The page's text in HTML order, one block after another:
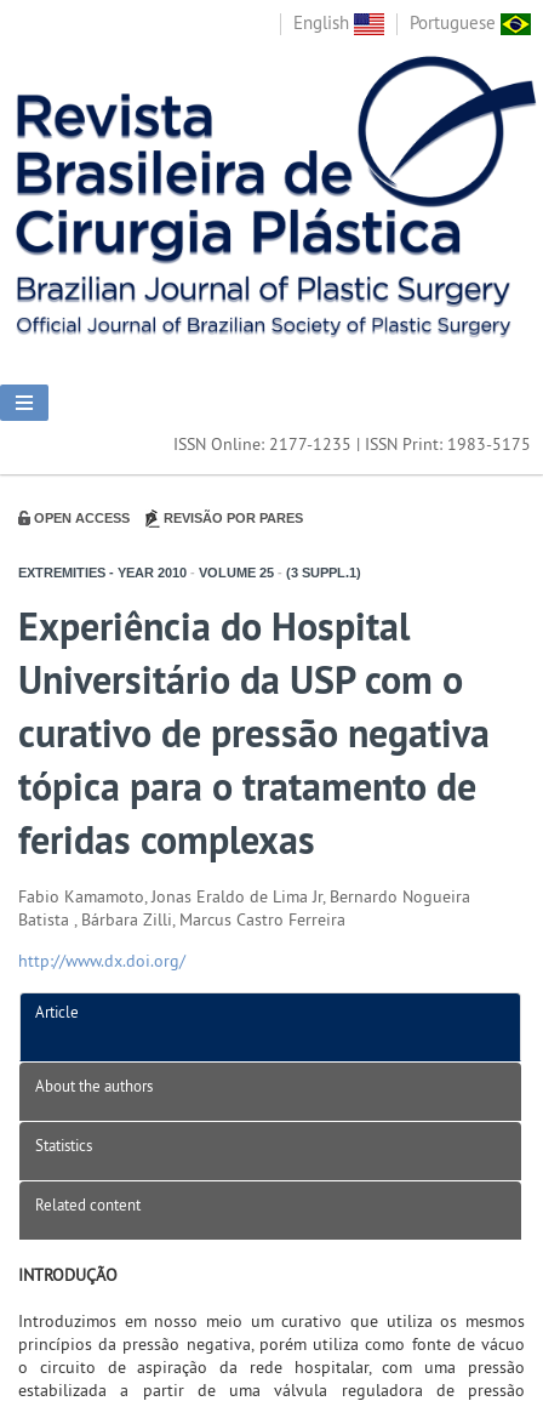
English Portuguese
ISSN Online: 2177-1235 | ISSN Print: 1983-5175
OPEN ACCESS REVISÃO POR PARES
EXTREMITIES - YEAR 2010 - VOLUME 25 - (3 SUPPL.1)
Experiência do Hospital
Universitário da USP com o
curativo de pressão negativa
tópica para o tratamento de
feridas complexas
Fabio Kamamoto, Jonas Eraldo de Lima Jr, Bernardo Nogueira
Batista , Bárbara Zilli, Marcus Castro Ferreira
http://www.dx.doi.org/
Article
About the authors
Statistics
Related content
INTRODUÇÃO
Introduzimos em nosso meio um curativo que utiliza os mesmos
princípios da pressão negativa, porém utiliza como fonte de vácuo
o circuito de aspiração da rede hospitalar, com uma pressão
estabilizada a partir de uma válvula reguladora de pressão